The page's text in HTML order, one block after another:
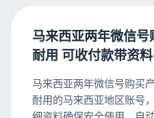
马来西亚两年微信
耐用 可收付款带资料
马来西亚两年微信号购买
耐用的马来西亚地区账号